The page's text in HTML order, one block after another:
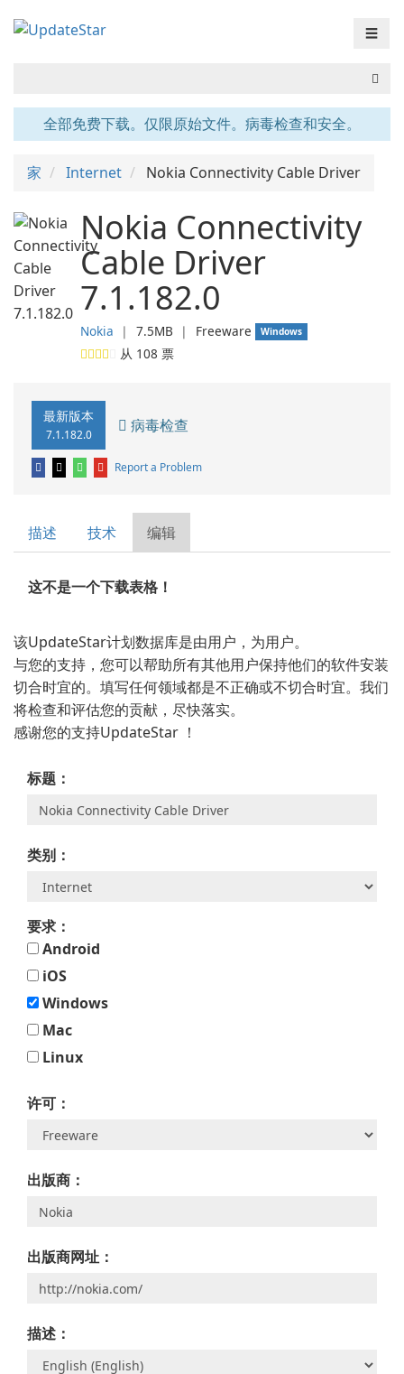
☰
全部免费下载。仅限原始文件。病毒检查和安全。
家 Internet Nokia Connectivity Cable Driver
Nokia Connectivity
Cable Driver
7.1.182.0
Nokia ❘ 7.5MB ❘ Freeware Windows
从 108 票
最新版本
7.1.182.0 病毒检查
Report a Problem
描述 技术 编辑
这不是一个下载表格！
该UpdateStar计划数据库是由用户，为用户。
与您的支持，您可以帮助所有其他用户保持他们的软件安装
切合时宜的。填写任何领域都是不正确或不切合时宜。我们
将检查和评估您的贡献，尽快落实。
感谢您的支持UpdateStar ！
标题：
类别：
要求：
Android
iOS
Windows
Mac
Linux
许可：
出版商：
出版商网址：
描述：